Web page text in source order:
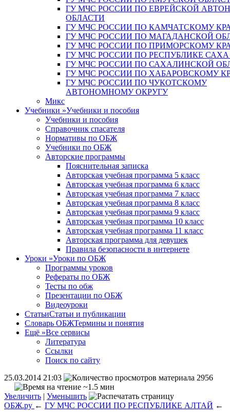
ГУ МЧС РОССИИ ПО ЕВРЕЙСКОЙ
ОБЛАСТИ
ГУ МЧС РОССИИ ПО КАМЧАТСКОМУ
ГУ МЧС РОССИИ ПО МАГАДАНСКОЙ
ГУ МЧС РОССИИ ПО ПРИМОРСКОМУ
ГУ МЧС РОССИИ ПО РЕСПУБЛИКЕ
ГУ МЧС РОССИИ ПО САХАЛИНСКОЙ
ГУ МЧС РОССИИ ПО ХАБАРОВСКОМУ
ГУ МЧС РОССИИ ПО ЧУКОТСКОМУ
АВТОНОМНОМУ ОКРУГУ
Микс
Учебники »Учебники и пособия
Учебники и пособия
Справочник спасателя
Нормативы по ОБЖ
Учебники по ОБЖ
Авторские программы
Пояснительная записка
Авторская учебная программа 5 класс
Авторская учебная программа 6 класс
Авторская учебная программа 7 класс
Авторская учебная программа 8 класс
Авторская учебная программа 9 класс
Авторская учебная программа 10 класс
Авторская учебная программа 11 класс
Авторская программа для девушек
Правила безопасности в интернете
Уроки »Уроки по ОБЖ
Программы уроков
Рефераты по ОБЖ
Тесты по обж
Презентации по ОБЖ
Видеоуроки
СтатьиСтатьи и публикации
Словарь ОБЖТермины и понятия
Ещё »Все сервисы
Литература
Ссылки
Поиск по сайту
25.03.2014 21:03
2956
~1.5 мин
Увеличить | Уменьшить
ОБЖ.ру ← ГУ МЧС РОССИИ ПО РЕСПУБЛИКЕ АЛТАЙ ←